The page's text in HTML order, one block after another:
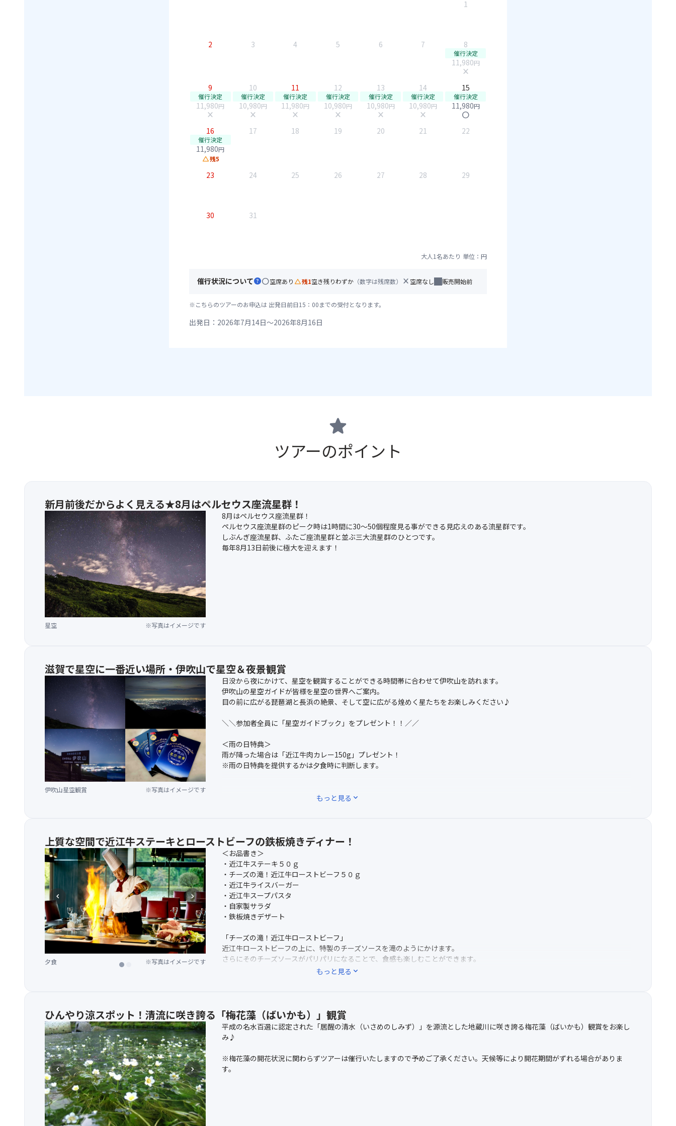
1
2 3 4 5 6 7 8
催行決定
11,980円
close
9
催行決定
11,980円
close
10
催行決定
10,980円
close
11
催行決定
11,980円
close
12
催行決定
10,980円
close
13
催行決定
10,980円
close
14
催行決定
10,980円
close
15
催行決定
11,980円
circle
16
催行決定
11,980円
change_history残5
17 18 19 20 21 22
23 24 25 26 27 28 29
30 31
大人1名あたり 単位：円
催行状況についてhelpcircle空席あり change_history残1空き残りわずか （数字は残席数） close 空席なし 販売開始前
※こちらのツアーのお申込は 出発日前日15：00までの受付となります。
出発日：2026年7月14日～2026年8月16日
star
ツアーのポイント
新月前後だからよく見える★8月はペルセウス座流星群！
星空 ※写真はイメージです
8月はペルセウス座流星群！
ペルセウス座流星群のピーク時は1時間に30～50個程度見る事ができる見応えのある流星群です。
しぶんぎ座流星群、ふたご座流星群と並ぶ三大流星群のひとつです。
毎年8月13日前後に極大を迎えます！
滋賀で星空に一番近い場所・伊吹山で星空＆夜景観賞
伊吹山星空観賞 ※写真はイメージです
日没から夜にかけて、星空を観賞することができる時間帯に合わせて伊吹山を訪れます。
伊吹山の星空ガイドが皆様を星空の世界へご案内。
目の前に広がる琵琶湖と長浜の絶景、そして空に広がる煌めく星たちをお楽しみください♪
＼＼参加者全員に「星空ガイドブック」をプレゼント！！／／
＜雨の日特典＞
雨が降った場合は「近江牛肉カレー150g」プレゼント！
※雨の日特典を提供するかは夕食時に判断します。
※天候状況等により星空・夜景観賞ができない場合がございます。
もっと見る expand_more
上質な空間で近江牛ステーキとローストビーフの鉄板焼きディナー！
夕食 ※写真はイメージです
1人前 ※写真はイメージです
chevron_left chevron_right
＜お品書き＞
・近江牛ステーキ５０ｇ
・チーズの滝！近江牛ローストビーフ５０ｇ
・近江牛ライスバーガー
・近江牛スープパスタ
・自家製サラダ
・鉄板焼きデザート
「チーズの滝！近江牛ローストビーフ」
近江牛ローストビーフの上に、特製のチーズソースを滝のようにかけます。
さらにそのチーズソースがパリパリになることで、食感も楽しむことができます。
もっと見る expand_more
ひんやり涼スポット！清流に咲き誇る「梅花藻（ばいかも）」観賞
chevron_left chevron_right
平成の名水百選に認定された「居醒の清水（いさめのしみず）」を源流とした地蔵川に咲き誇る梅花藻（ばいかも）観賞をお楽し
み♪
※梅花藻の開花状況に関わらずツアーは催行いたしますので予めご了承ください。天候等により開花期間がずれる場合がありま
す。